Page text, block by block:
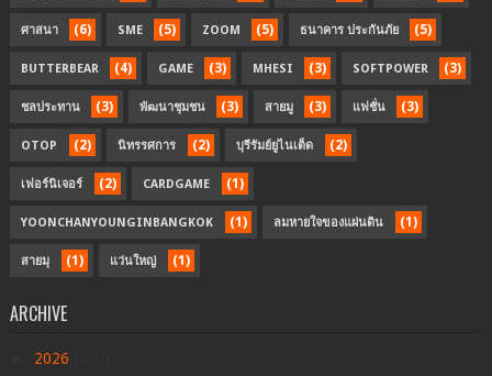
ศาสนา (6) SME (5) ZOOM (5) ธนาคาร ประกันภัย (5)
BUTTERBEAR (4) GAME (3) MHESI (3) SOFTPOWER (3)
ชลประทาน (3) พัฒนาชุมชน (3) สายมู (3) แฟชั่น (3)
OTOP (2) นิทรรศการ (2) บุรีรัมย์ยูไนเต็ด (2)
เฟอร์นิเจอร์ (2) CARDGAME (1)
YOONCHANYOUNGINBANGKOK (1) ลมหายใจของแผ่นดิน (1)
สายมุ (1) แว่นใหญ่ (1)
ARCHIVE
2026